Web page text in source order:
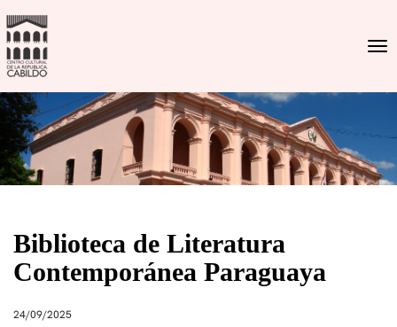
Biblioteca de Literatura
Contemporánea Paraguaya
24/09/2025